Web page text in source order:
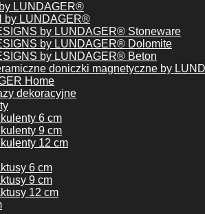
LUNDAGER®
by LUNDAGER®
by LUNDAGER® Stoneware
by LUNDAGER® Dolomite
by LUNDAGER® Beton
doniczki magnetyczne by
Home
dekoracyjne
6 cm
9 cm
12 cm
6 cm
9 cm
12 cm